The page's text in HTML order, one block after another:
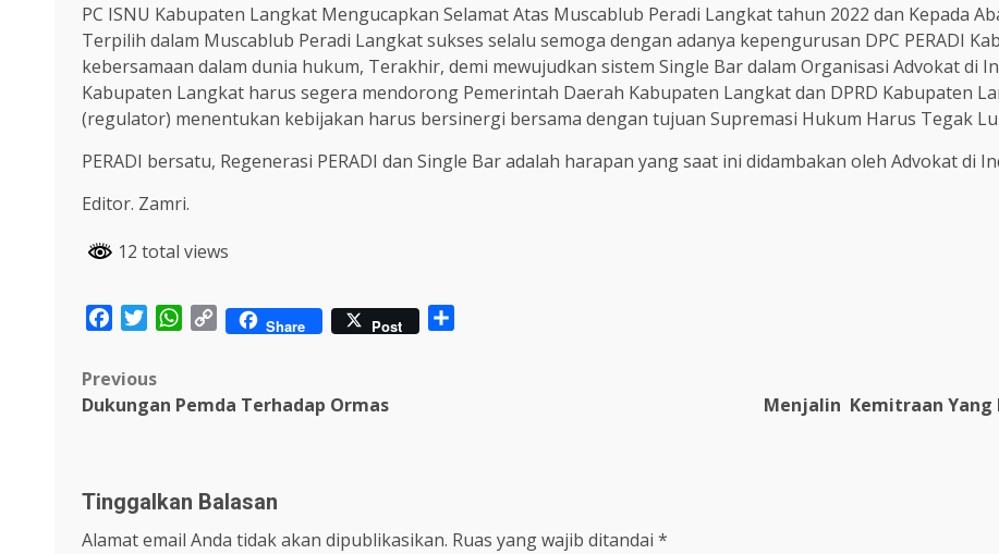
PC ISNU Kabupaten Langkat Mengucapkan Selamat Atas Muscablub Peradi Langkat tahun 2022 dan Kepada
Terpilih dalam Muscablub Peradi Langkat sukses selalu semoga dengan adanya kepengurusan DPC PERADI
kebersamaan dalam dunia hukum, Terakhir, demi mewujudkan sistem Single Bar dalam Organisasi Advokat di
Kabupaten Langkat harus segera mendorong Pemerintah Daerah Kabupaten Langkat dan DPRD Kabupaten
(regulator) menentukan kebijakan harus bersinergi bersama dengan tujuan Supremasi Hukum Harus Tegak
PERADI bersatu, Regenerasi PERADI dan Single Bar adalah harapan yang saat ini didambakan oleh Advokat di
Editor. Zamri.
12 total views
FacebookTwitterWhatsApp
Copy Share Post
Post
navigation
Previous
Dukungan Pemda Terhadap Ormas
Menjalin Kemitraan Yang
Tinggalkan Balasan
Alamat email Anda tidak akan dipublikasikan. Ruas yang wajib ditandai *